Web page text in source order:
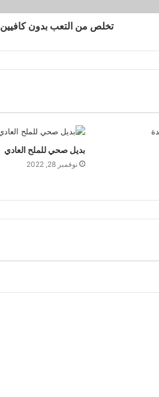
تخلص من التعب بدون كافيين
بديل صحي للملح العادي
نوفمبر 28, 2022